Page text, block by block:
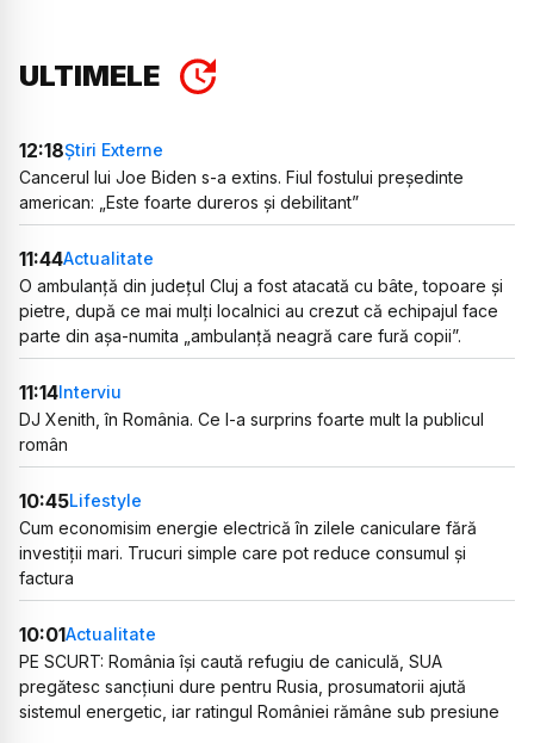
ULTIMELE
12:18Știri Externe
Cancerul lui Joe Biden s-a extins. Fiul fostului președinte
american: „Este foarte dureros și debilitant”
11:44Actualitate
O ambulanță din județul Cluj a fost atacată cu bâte, topoare și
pietre, după ce mai mulți localnici au crezut că echipajul face
parte din așa-numita „ambulanță neagră care fură copii”.
11:14Interviu
DJ Xenith, în România. Ce l-a surprins foarte mult la publicul
român
10:45Lifestyle
Cum economisim energie electrică în zilele caniculare fără
investiții mari. Trucuri simple care pot reduce consumul și
factura
10:01Actualitate
PE SCURT: România își caută refugiu de caniculă, SUA
pregătesc sancțiuni dure pentru Rusia, prosumatorii ajută
sistemul energetic, iar ratingul României rămâne sub presiune